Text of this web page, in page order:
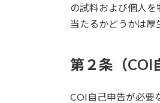
の試料および個人
当たるかどうかは
第２条（COI
COI自己申告が必要